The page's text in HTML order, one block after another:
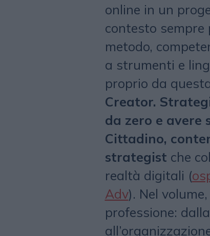
online in un
contesto sempre
metodo,
a strumenti e
proprio da
Creator.
da zero e avere
Cittadino,
strategist che
realtà digitali (
Adv). Nel
professione: